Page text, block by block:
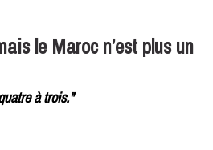
le Maroc n’est plus un
à trois."